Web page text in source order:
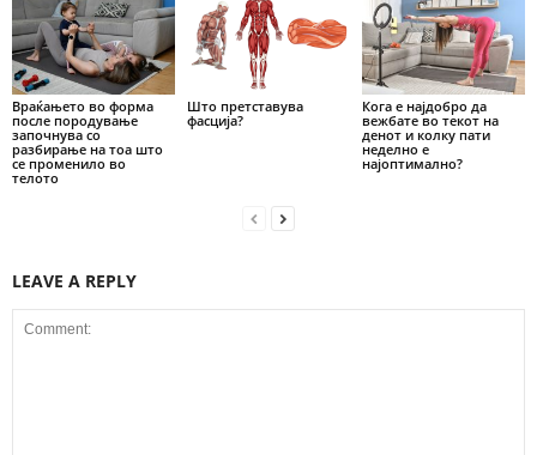
Враќањето во форма
после породување
започнува со
разбирање на тоа што
се променило во
телото
Што претставува
фасција?
Кога е најдобро да
вежбате во текот на
денот и колку пати
неделно е
најоптимално?
LEAVE A REPLY